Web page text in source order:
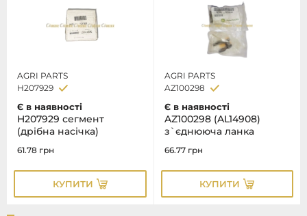
AGRI PARTS
H207929
Є в наявності
H207929 сегмент
(дрібна насічка)
61.78 грн
КУПИТИ
AGRI PARTS
AZ100298
Є в наявності
AZ100298 (AL14908)
з`єднююча ланка
66.77 грн
КУПИТИ